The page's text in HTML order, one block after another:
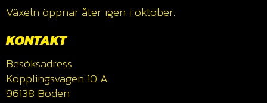
Växeln öppnar åter igen i oktober.
KONTAKT
Besöksadress
Kopplingsvägen 10 A
96138 Boden